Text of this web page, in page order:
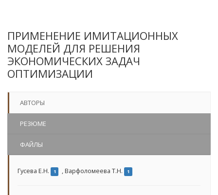
ПРИМЕНЕНИЕ ИМИТАЦИОННЫХ
МОДЕЛЕЙ ДЛЯ РЕШЕНИЯ
ЭКОНОМИЧЕСКИХ ЗАДАЧ
ОПТИМИЗАЦИИ
АВТОРЫ
РЕЗЮМЕ
ФАЙЛЫ
Гусева Е.Н. 1 ,Варфоломеева Т.Н. 1